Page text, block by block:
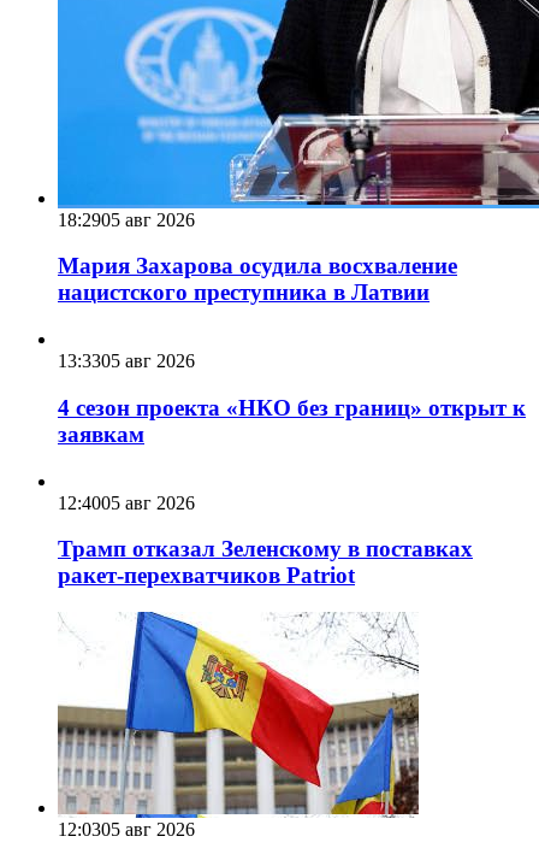
18:2905 авг 2026
Мария Захарова осудила восхваление
нацистского преступника в Латвии
13:3305 авг 2026
4 сезон проекта «НКО без границ» открыт к
заявкам
12:4005 авг 2026
Трамп отказал Зеленскому в поставках
ракет-перехватчиков Patriot
12:0305 авг 2026